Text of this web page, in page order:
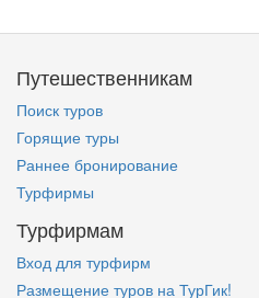
Путешественникам
Поиск туров
Горящие туры
Раннее бронирование
Турфирмы
Турфирмам
Вход для турфирм
Размещение туров на ТурГик!